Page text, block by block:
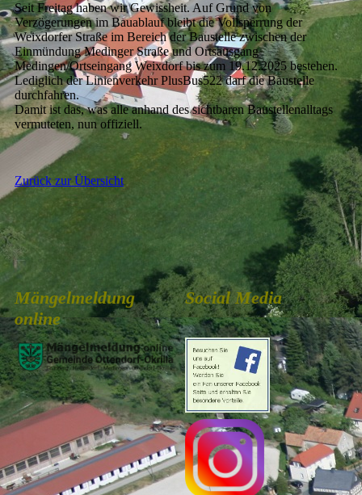
Seit Freitag haben wir Gewissheit. Auf Grund von
Verzögerungen im Bauablauf bleibt die Vollsperrung der
Weixdorfer Straße im Bereich der Baustelle zwischen der
Einmündung Medinger Straße und Ortsausgang
Medingen/Ortseingang Weixdorf bis zum 19.12.2025 bestehen.
Lediglich der Linienverkehr PlusBus522 darf die Baustelle
durchfahren.
Damit ist das, was alle anhand des sichtbaren Baustellenalltags
vermuteten, nun offiziell.
Zurück zur Übersicht
Mängelmeldung
online
Social Media